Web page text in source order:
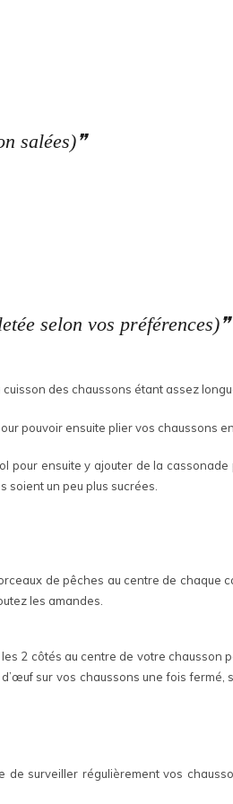
salées)
selon vos préférences)
cuisson des chaussons étant assez
pouvoir ensuite plier vos chaussons
pour ensuite y ajouter de la
soient un peu plus sucrées.
de pêches au centre de
les amandes.
2 côtés au centre de votre chausson
sur vos chaussons une fois
surveiller régulièrement vos